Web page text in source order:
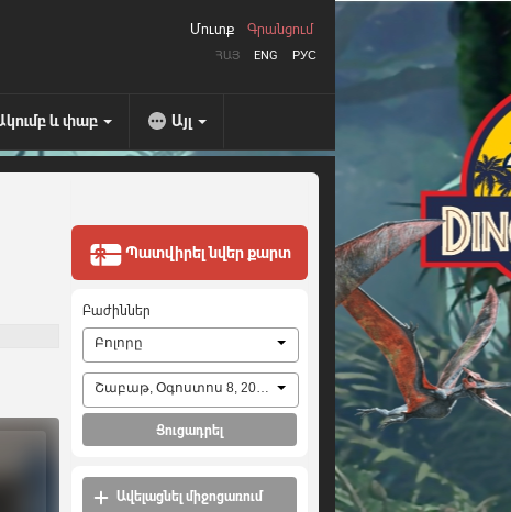
ՀԱՅ ENG РУС
Մուտք Գրանցում
և փաբ Այլ
Պատվիրել նվեր քարտ
Բաժիններ
Բոլորը
Շաբաթ, Օգոստոս 8, 2026
Ցուցադրել
Ավելացնել միջոցառում